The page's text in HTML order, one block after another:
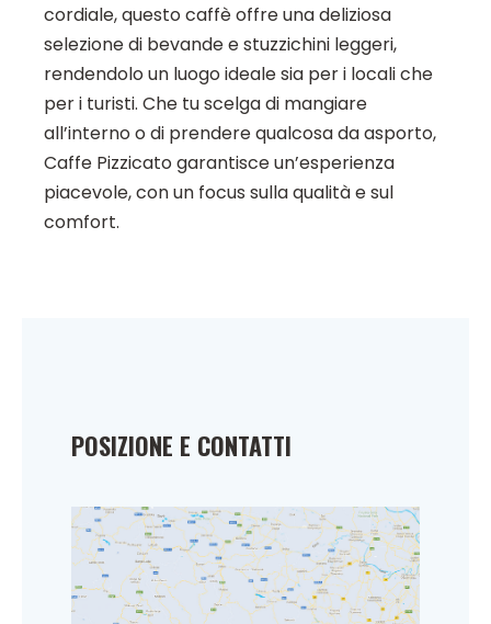
cordiale, questo caffè offre una deliziosa
selezione di bevande e stuzzichini leggeri,
rendendolo un luogo ideale sia per i locali che
per i turisti. Che tu scelga di mangiare
all’interno o di prendere qualcosa da asporto,
Caffe Pizzicato garantisce un’esperienza
piacevole, con un focus sulla qualità e sul
comfort.
POSIZIONE E CONTATTI